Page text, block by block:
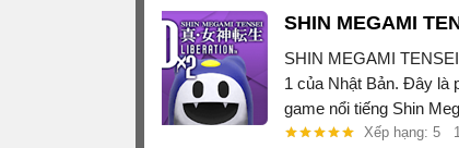
SHIN MEGAMI
SHIN MEGAMI
1 của Nhật Bản. Đây là
game nổi tiếng Shin
Xếp hạng: 5